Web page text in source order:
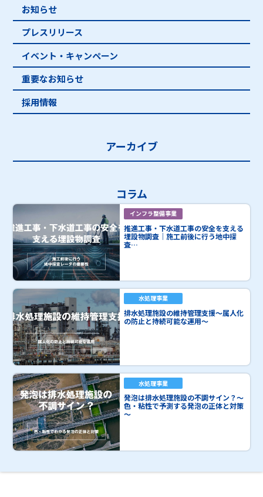
お知らせ
プレスリリース
イベント・キャンペーン
重要なお知らせ
採用情報
アーカイブ
コラム
インフラ整備事業
推進工事・下水道工事の安全を支える
埋設物調査｜施工前後に行う地中探
査…
水処理事業
排水処理施設の維持管理支援～属人化
の防止と持続可能な運用～
水処理事業
発泡は排水処理施設の不調サイン？～
色・粘性で予測する発泡の正体と対策
～